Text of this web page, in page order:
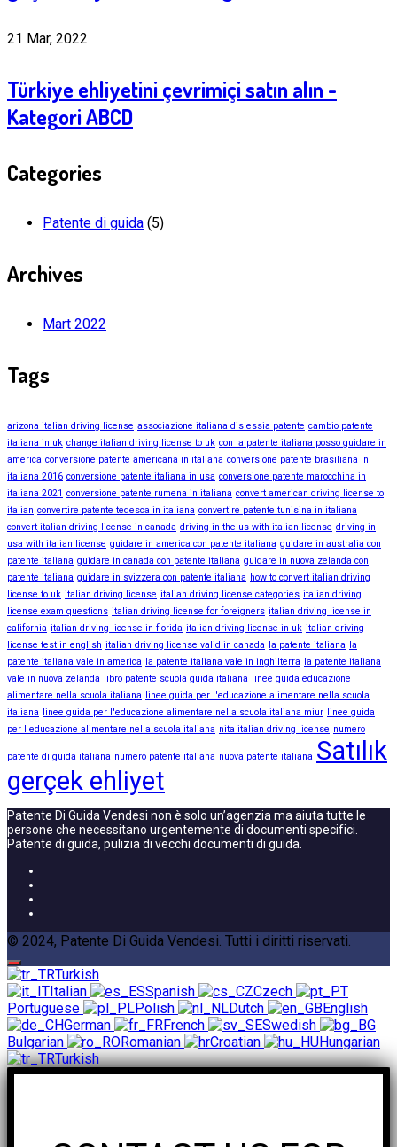
21 Mar, 2022
Türkiye ehliyetini çevrimiçi satın alın -
Kategori ABCD
Categories
Patente di guida (5)
Archives
Mart 2022
Tags
arizona italian driving license associazione italiana dislessia patente cambio patente
italiana in uk change italian driving license to uk con la patente italiana posso guidare in
america conversione patente americana in italiana conversione patente brasiliana in
italiana 2016 conversione patente italiana in usa conversione patente marocchina in
italiana 2021 conversione patente rumena in italiana convert american driving license to
italian convertire patente tedesca in italiana convertire patente tunisina in italiana
convert italian driving license in canada driving in the us with italian license driving in
usa with italian license guidare in america con patente italiana guidare in australia con
patente italiana guidare in canada con patente italiana guidare in nuova zelanda con
patente italiana guidare in svizzera con patente italiana how to convert italian driving
license to uk italian driving license italian driving license categories italian driving
license exam questions italian driving license for foreigners italian driving license in
california italian driving license in florida italian driving license in uk italian driving
license test in english italian driving license valid in canada la patente italiana
la
patente italiana vale in america
la patente italiana vale in inghilterra
la patente italiana
vale in nuova zelanda
libro patente scuola guida italiana
linee guida educazione
alimentare nella scuola italiana
linee guida per l'educazione alimentare nella scuola
italiana
linee guida per l'educazione alimentare nella scuola italiana miur linee guida
per l educazione alimentare nella scuola italiana nita italian driving license numero
patente di guida italiana numero patente italiana nuova patente italiana Satılık
gerçek ehliyet
Patente Di Guida Vendesi non è solo un’agenzia ma aiuta tutte le
persone che necessitano urgentemente di documenti specifici.
Patente di guida, pulizia di vecchi documenti di guida.
© 2024, Patente Di Guida Vendesi. Tutti i diritti riservati.
Turkish
Italian
Spanish
Czech
Portuguese
Polish Dutch
English
German
French
Swedish
Bulgarian
Romanian Croatian
Hungarian
Turkish